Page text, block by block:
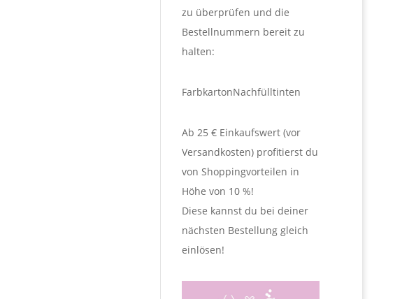
zu überprüfen und die
Bestellnummern bereit zu
halten:
FarbkartonNachfülltinten
Ab 25 € Einkaufswert (vor
Versandkosten) profitierst du
von Shoppingvorteilen in
Höhe von 10 %!
Diese kannst du bei deiner
nächsten Bestellung gleich
einlösen!